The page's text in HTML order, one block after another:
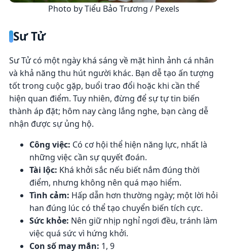
Photo by Tiểu Bảo Trương / Pexels
Sư Tử
Sư Tử có một ngày khá sáng về mặt hình ảnh cá nhân
và khả năng thu hút người khác. Bạn dễ tạo ấn tượng
tốt trong cuộc gặp, buổi trao đổi hoặc khi cần thể
hiện quan điểm. Tuy nhiên, đừng để sự tự tin biến
thành áp đặt; hôm nay càng lắng nghe, bạn càng dễ
nhận được sự ủng hộ.
Công việc: Có cơ hội thể hiện năng lực, nhất là
những việc cần sự quyết đoán.
Tài lộc: Khá khởi sắc nếu biết nắm đúng thời
điểm, nhưng không nên quá mạo hiểm.
Tình cảm: Hấp dẫn hơn thường ngày; một lời hỏi
han đúng lúc có thể tạo chuyển biến tích cực.
Sức khỏe: Nên giữ nhịp nghỉ ngơi đều, tránh làm
việc quá sức vì hứng khởi.
Con số may mắn: 1, 9